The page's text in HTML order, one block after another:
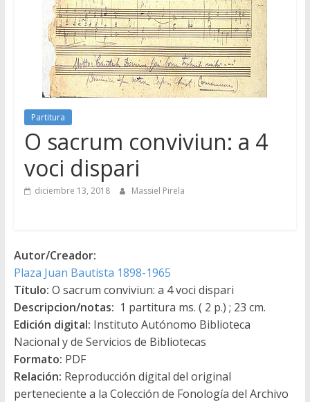
Partitura
O sacrum conviviun: a 4
voci dispari
diciembre 13, 2018 Massiel Pirela
Autor/Creador:
Plaza Juan Bautista 1898-1965
Título: O sacrum conviviun: a 4 voci dispari
Descripcion/notas: 1 partitura ms. ( 2 p.) ; 23 cm.
Edición digital: Instituto Autónomo Biblioteca
Nacional y de Servicios de Bibliotecas
Formato: PDF
Relación: Reproducción digital del original
perteneciente a la Colección de Fonología del Archivo